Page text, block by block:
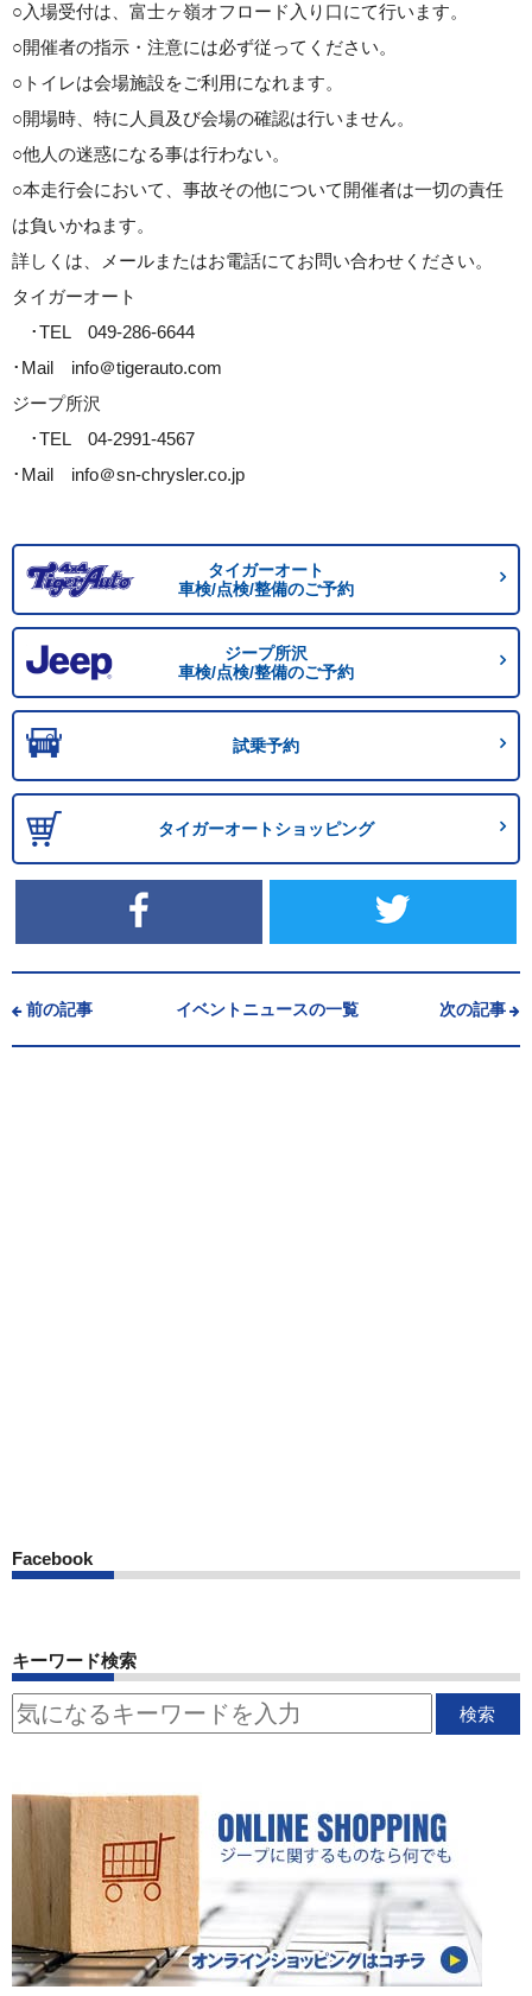
○入場受付は、富士ヶ嶺オフロード入り口にて行います。
○開催者の指示・注意には必ず従ってください。
○トイレは会場施設をご利用になれます。
○開場時、特に人員及び会場の確認は行いません。
○他人の迷惑になる事は行わない。
○本走行会において、事故その他について開催者は一切の責任
は負いかねます。
詳しくは、メールまたはお電話にてお問い合わせください。
タイガーオート
･TEL 049-286-6644
･Mail info＠tigerauto.com
ジープ所沢
･TEL 04-2991-4567
･Mail info＠sn-chrysler.co.jp
タイガーオート
車検/点検/整備のご予約
ジープ所沢
車検/点検/整備のご予約
試乗予約
タイガーオートショッピング
前の記事 イベントニュースの一覧 次の記事
Facebook
キーワード検索